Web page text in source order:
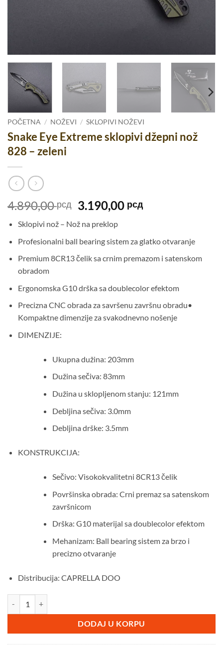
POČETNA / NOŽEVI / SKLOPIVI NOŽEVI
Snake Eye Extreme sklopivi džepni nož
828 – zeleni
4.890,00рсд
Originalna
je
bila:
4.890,00 рсд.
3.190,00 рсдTrenutna
3.190,00 рсд.
Sklopivi nož – Nož na preklop
Profesionalni ball bearing sistem za glatko otvaranje
Premium 8CR13 čelik sa crnim premazom i satenskom
obradom
Ergonomska G10 drška sa doublecolor efektom
Precizna CNC obrada za savršenu završnu obradu•
Kompaktne dimenzije za svakodnevno nošenje
DIMENZIJE:
Ukupna dužina: 203mm
Dužina sečiva: 83mm
Dužina u sklopljenom stanju: 121mm
Debljina sečiva: 3.0mm
Debljina drške: 3.5mm
KONSTRUKCIJA:
Sečivo: Visokokvalitetni 8CR13 čelik
Površinska obrada: Crni premaz sa satenskom
završnicom
Drška: G10 materijal sa doublecolor efektom
Mehanizam: Ball bearing sistem za brzo i
precizno otvaranje
Distribucija: CAPRELLA DOO
DODAJ U KORPU